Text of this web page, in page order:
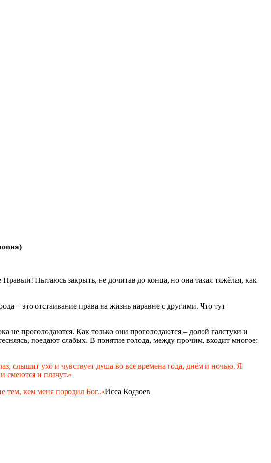
Пытаюсь закрыть, не дочитав до конца, но она такая тяжѐлая, как
– это отстаивание права на жизнь наравне с другими. Что тут
не проголодаются. Как только они проголодаются – долой галстуки и
поедают слабых. В понятие голода, между прочим, входит многое:
слышит ухо и чувствует душа во все времена года, днём и ночью. Я
смеются и плачут.»
тем, кем меня породил Бог..»Исса Кодзоев